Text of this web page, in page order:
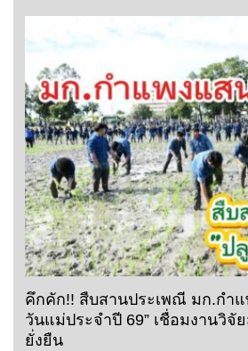
คึกคัก!! สืบสานประเพณี มก.กำแ
วันแม่ประจำปี 69” เชื่อมงานวิจั
ยั่งยืน